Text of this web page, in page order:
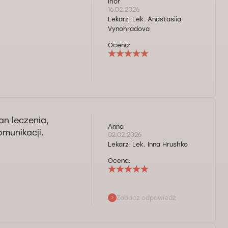
Ihor
16.02.2026
Lekarz: Lek. Anastasiia
Vynohradova
Ocena:
leczenia,
Anna
02.02.2026
Lekarz: Lek. Inna Hrushko
Ocena:
Zobacz odpowiedź